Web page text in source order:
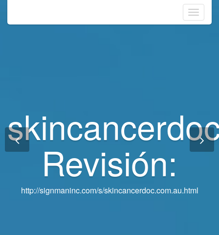
Toggle
Revisión:
http://signmaninc.com/s/skincancerdoc.com.au.html
Revisión:
http://signmaninc.com/s/skincancerdoc.com.au.html